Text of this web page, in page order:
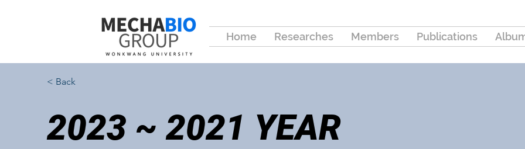
Home Researches Members Publications
< Back
2023 ~ 2021 YEAR